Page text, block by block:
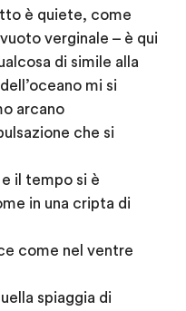
è quiete, come
verginale – è qui
di simile alla
mi si
arcano
che si
il tempo si è
in una cripta di
come nel ventre
spiaggia di